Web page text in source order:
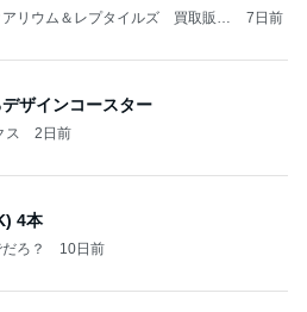
リウム＆レプタイルズ 買取販売
7日前
ザインコースター
ス 2日前
4本
ろ？ 10日前